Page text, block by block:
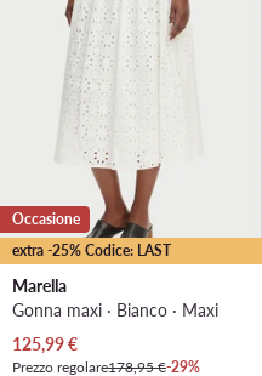
extra -25% Codice: LAST
Occasione
Marella
Gonna maxi · Bianco · Maxi
Prezzo attuale
125,99€
Prezzo regolare178,95 €-29%